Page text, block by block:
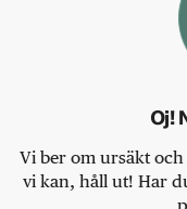
Oj!
Vi ber om ursäkt
vi kan, håll ut! Har